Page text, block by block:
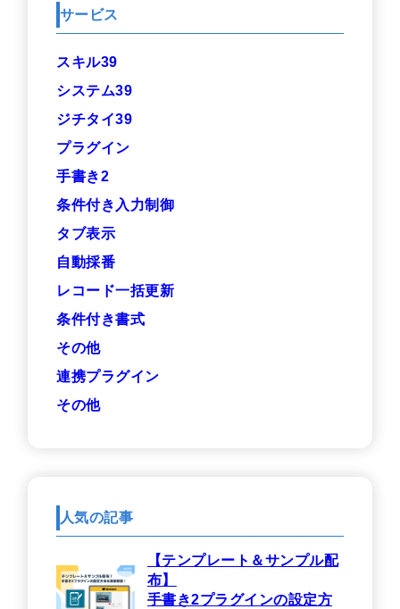
サービス
スキル39
システム39
ジチタイ39
プラグイン
手書き2
条件付き入力制御
タブ表示
自動採番
レコード一括更新
条件付き書式
その他
連携プラグイン
その他
人気の記事
【テンプレート＆サンプル配
布】
手書き2プラグインの設定方